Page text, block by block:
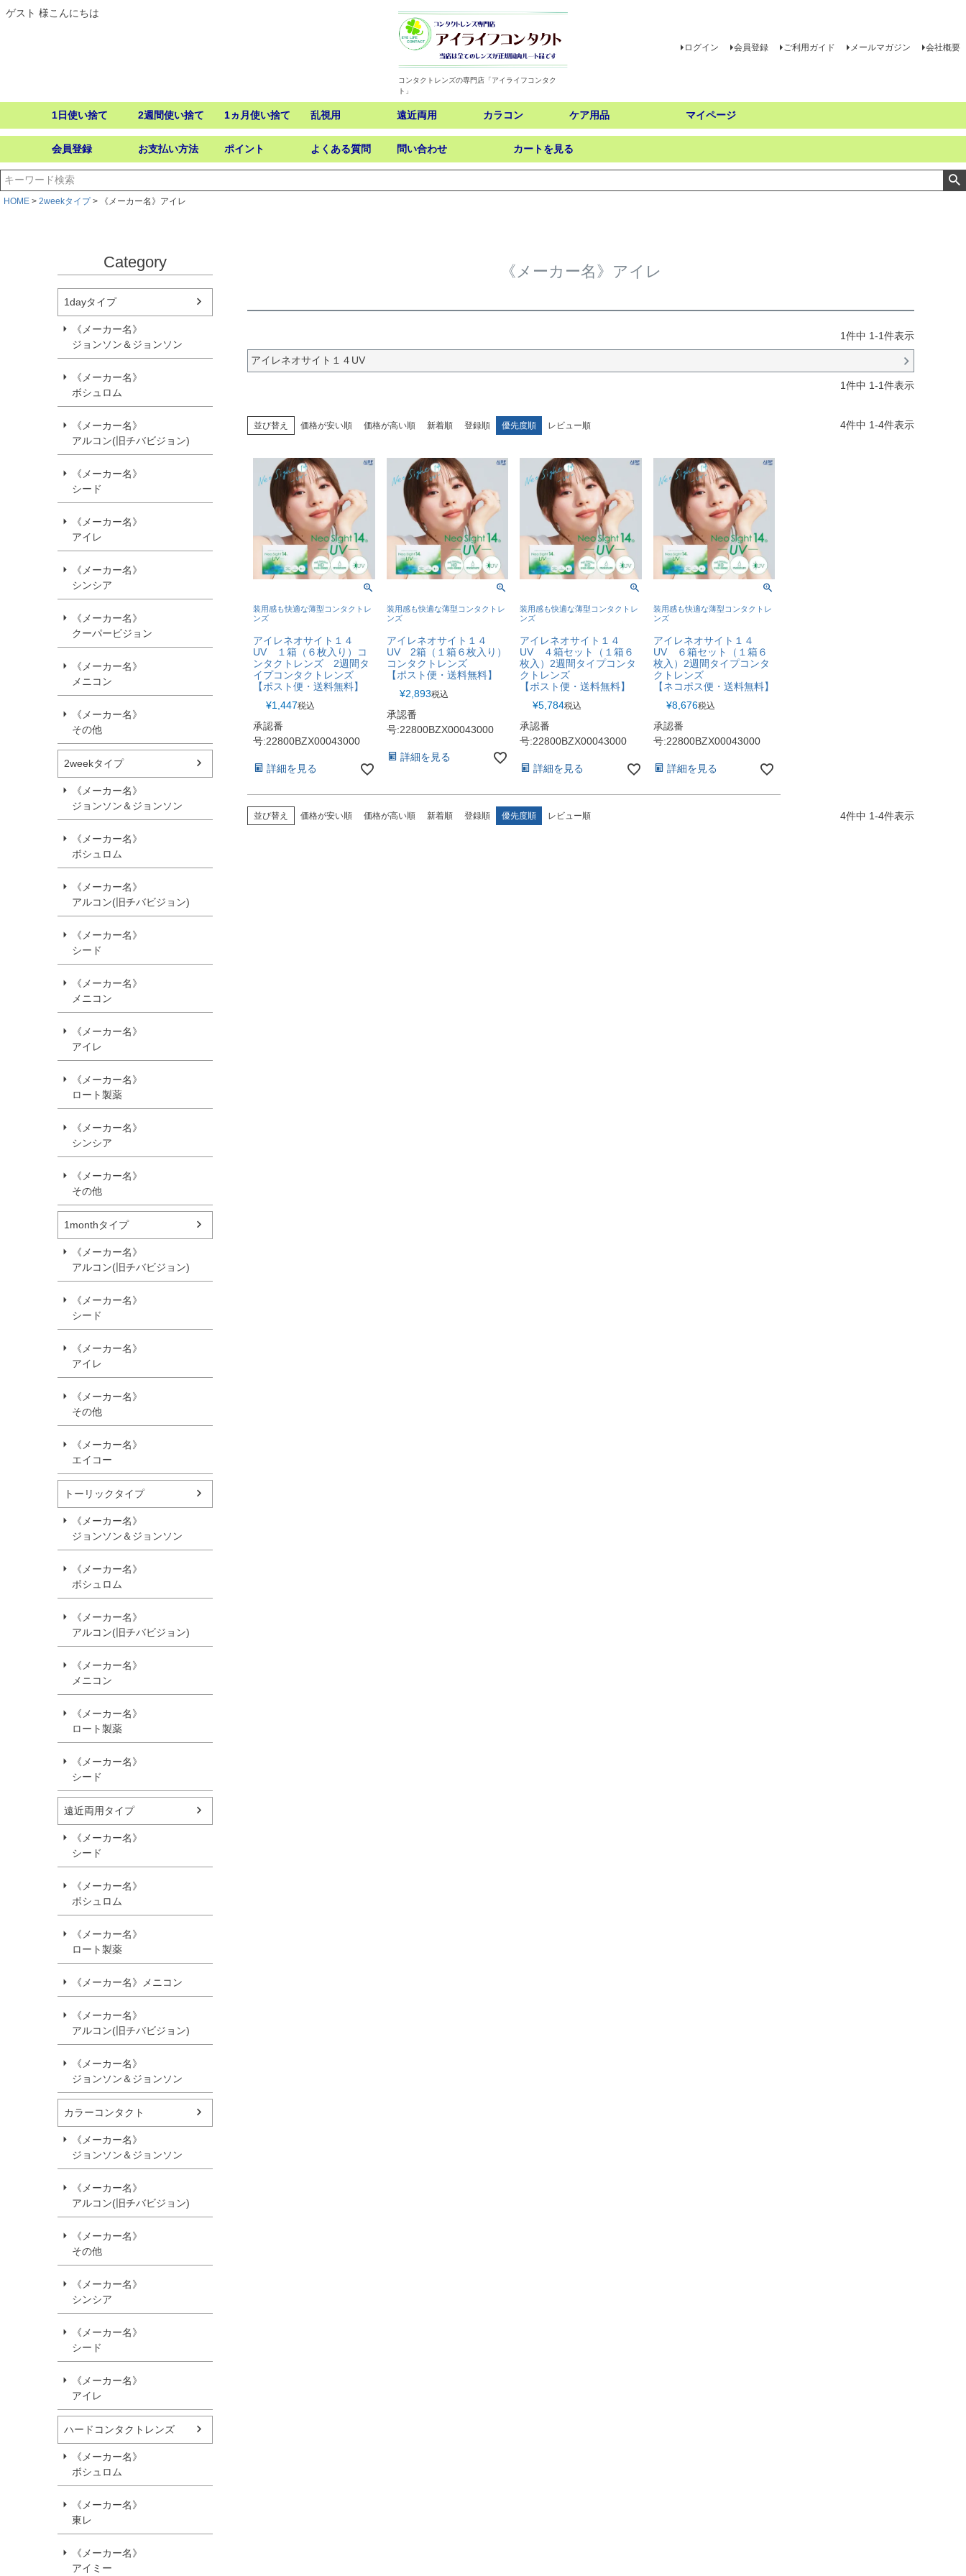
ゲスト 様こんにちは
コンタクトレンズの専門店「アイライフコンタク
ト」
ログイン 会員登録 ご利用ガイド メールマガジン 会社概要
1日使い捨て 2週間使い捨て 1ヵ月使い捨て 乱視用 遠近両用 カラコン ケア用品 マイページ
会員登録 お支払い方法 ポイント よくある質問 問い合わせ カートを見る
HOME 2weekタイプ 《メーカー名》アイレ
Category
1dayタイプ
《メーカー名》
ジョンソン＆ジョンソン
《メーカー名》
ボシュロム
《メーカー名》
アルコン(旧チバビジョン)
《メーカー名》
シード
《メーカー名》
アイレ
《メーカー名》
シンシア
《メーカー名》
クーパービジョン
《メーカー名》
メニコン
《メーカー名》
その他
2weekタイプ
《メーカー名》
ジョンソン＆ジョンソン
《メーカー名》
ボシュロム
《メーカー名》
アルコン(旧チバビジョン)
《メーカー名》
シード
《メーカー名》
メニコン
《メーカー名》
アイレ
《メーカー名》
ロート製薬
《メーカー名》
シンシア
《メーカー名》
その他
1monthタイプ
《メーカー名》
アルコン(旧チバビジョン)
《メーカー名》
シード
《メーカー名》
アイレ
《メーカー名》
その他
《メーカー名》
エイコー
トーリックタイプ
《メーカー名》
ジョンソン＆ジョンソン
《メーカー名》
ボシュロム
《メーカー名》
アルコン(旧チバビジョン)
《メーカー名》
メニコン
《メーカー名》
ロート製薬
《メーカー名》
シード
遠近両用タイプ
《メーカー名》
シード
《メーカー名》
ボシュロム
《メーカー名》
ロート製薬
《メーカー名》メニコン
《メーカー名》
アルコン(旧チバビジョン)
《メーカー名》
ジョンソン＆ジョンソン
カラーコンタクト
《メーカー名》
ジョンソン＆ジョンソン
《メーカー名》
アルコン(旧チバビジョン)
《メーカー名》
その他
《メーカー名》
シンシア
《メーカー名》
シード
《メーカー名》
アイレ
ハードコンタクトレンズ
《メーカー名》
ボシュロム
《メーカー名》
東レ
《メーカー名》
アイミー
《メーカー名》アイレ
1件中 1-1件表示
アイレネオサイト１４UV
1件中 1-1件表示
並び替え 価格が安い順 価格が高い順 新着順 登録順 優先度順 レビュー順 4件中 1-4件表示
装用感も快適な薄型コンタクトレ
ンズ
アイレネオサイト１４
UV １箱（６枚入り）コ
ンタクトレンズ 2週間タ
イプコンタクトレンズ
【ポスト便・送料無料】
¥1,447税込
承認番
号:22800BZX00043000
詳細を見る
装用感も快適な薄型コンタクトレ
ンズ
アイレネオサイト１４
UV 2箱（１箱６枚入り）
コンタクトレンズ
【ポスト便・送料無料】
¥2,893税込
承認番
号:22800BZX00043000
詳細を見る
装用感も快適な薄型コンタクトレ
ンズ
アイレネオサイト１４
UV ４箱セット（１箱６
枚入）2週間タイプコンタ
クトレンズ
【ポスト便・送料無料】
¥5,784税込
承認番
号:22800BZX00043000
詳細を見る
装用感も快適な薄型コンタクトレ
ンズ
アイレネオサイト１４
UV ６箱セット（１箱６
枚入）2週間タイプコンタ
クトレンズ
【ネコポス便・送料無料】
¥8,676税込
承認番
号:22800BZX00043000
詳細を見る
並び替え 価格が安い順 価格が高い順 新着順 登録順 優先度順 レビュー順 4件中 1-4件表示